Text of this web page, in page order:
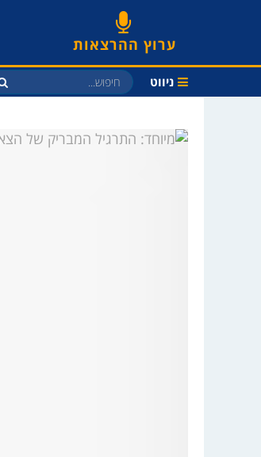
ערוץ ההרצאות
ניווט